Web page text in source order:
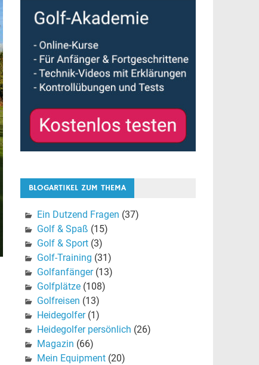
BLOGARTIKEL ZUM THEMA
Ein Dutzend Fragen (37)
Golf & Spaß (15)
Golf & Sport(3)
Golf-Training (31)
Golfanfänger(13)
Golfplätze(108)
Golfreisen (13)
Heidegolfer(1)
Heidegolfer persönlich (26)
Magazin (66)
Mein Equipment(20)